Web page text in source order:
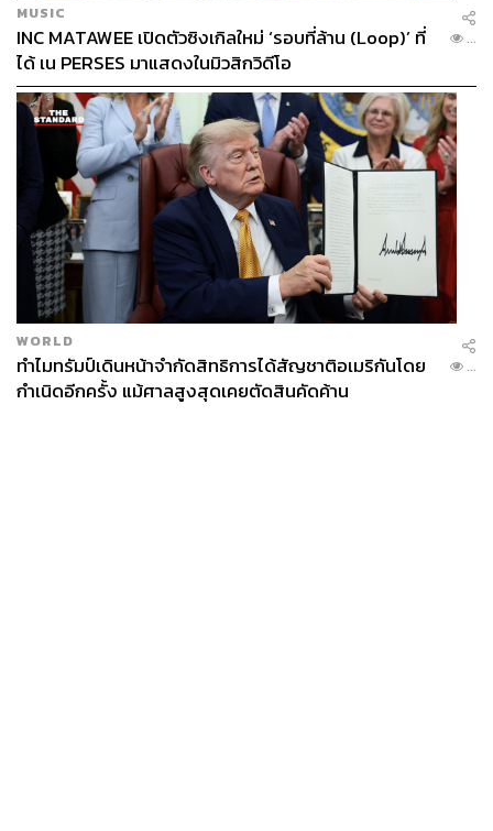
MUSIC
INC MATAWEE เปิดตัวซิงเกิลใหม่ ‘รอบที่ล้าน (Loop)’ ที่
ได้ เน PERSES มาแสดงในมิวสิกวิดีโอ
...
WORLD
ทำไมทรัมป์เดินหน้าจำกัดสิทธิการได้สัญชาติอเมริกันโดย
กำเนิดอีกครั้ง แม้ศาลสูงสุดเคยตัดสินคัดค้าน
...